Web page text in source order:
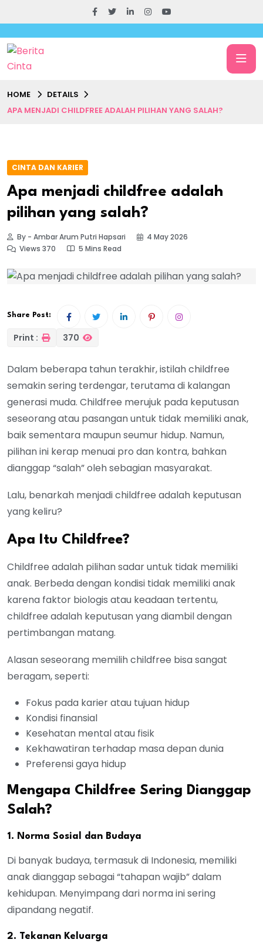
HOME
DETAILS
APA MENJADI CHILDFREE ADALAH PILIHAN YANG SALAH?
CINTA DAN KARIER
Apa menjadi childfree adalah
pilihan yang salah?
By - Ambar Arum Putri Hapsari
4 May 2026
Views 370
5 Mins Read
Share Post:
Print : 370
Dalam beberapa tahun terakhir, istilah childfree
semakin sering terdengar, terutama di kalangan
generasi muda. Childfree merujuk pada keputusan
seseorang atau pasangan untuk tidak memiliki anak,
baik sementara maupun seumur hidup. Namun,
pilihan ini kerap menuai pro dan kontra, bahkan
dianggap “salah” oleh sebagian masyarakat.
Lalu, benarkah menjadi childfree adalah keputusan
yang keliru?
Apa Itu Childfree?
Childfree adalah pilihan sadar untuk tidak memiliki
anak. Berbeda dengan kondisi tidak memiliki anak
karena faktor biologis atau keadaan tertentu,
childfree adalah keputusan yang diambil dengan
pertimbangan matang.
Alasan seseorang memilih childfree bisa sangat
beragam, seperti:
Fokus pada karier atau tujuan hidup
Kondisi finansial
Kesehatan mental atau fisik
Kekhawatiran terhadap masa depan dunia
Preferensi gaya hidup
Mengapa Childfree Sering Dianggap
Salah?
1. Norma Sosial dan Budaya
Di banyak budaya, termasuk di Indonesia, memiliki
anak dianggap sebagai “tahapan wajib” dalam
kehidupan. Menyimpang dari norma ini sering
dipandang negatif.
2. Tekanan Keluarga